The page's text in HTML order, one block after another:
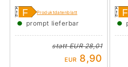
Produktdatenblatt
● prompt lieferbar
stattEUR 28,01
EUR 8,90
●